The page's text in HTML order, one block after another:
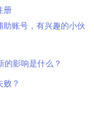
册
账号，有兴趣的小伙
影响是什么？
？